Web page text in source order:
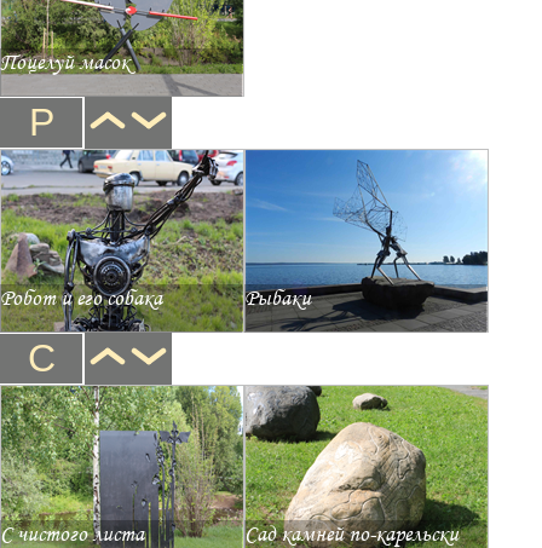
Поцелуй масок
Р
Робот и его собака Рыбаки
С
С чистого листа Сад камней по-карельски